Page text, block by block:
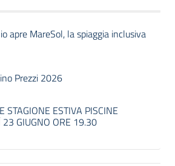
apre MareSol, la spiaggia inclusiva
Prezzi 2026
STAGIONE ESTIVA PISCINE
23 GIUGNO ORE 19.30